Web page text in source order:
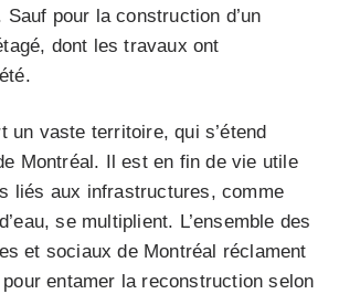
Sauf pour la construction d’un
dont les travaux ont
un vaste territoire, qui s’étend
Montréal. Il est en fin de vie utile
liés aux infrastructures, comme
se multiplient. L’ensemble des
et sociaux de Montréal réclament
entamer la reconstruction selon